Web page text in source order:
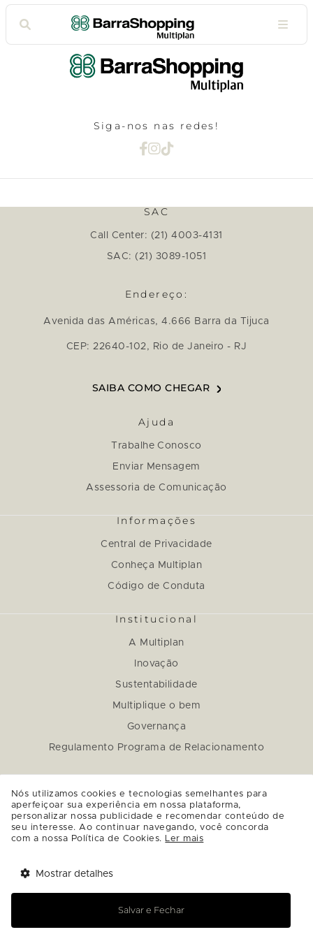
Siga-nos nas redes!
SAC
Call Center: (21) 4003-4131
SAC: (21) 3089-1051
Endereço:
Avenida das Américas, 4.666 Barra da Tijuca
CEP: 22640-102, Rio de Janeiro - RJ
SAIBA COMO CHEGAR
Ajuda
Trabalhe Conosco
Enviar Mensagem
Assessoria de Comunicação
Informações
Central de Privacidade
Conheça Multiplan
Código de Conduta
Institucional
A Multiplan
Inovação
Sustentabilidade
Multiplique o bem
Governança
Regulamento Programa de Relacionamento
Nós utilizamos cookies e tecnologias semelhantes para
aperfeiçoar sua experiência em nossa plataforma,
personalizar nossa publicidade e recomendar conteúdo de
seu interesse. Ao continuar navegando, você concorda
com a nossa Política de Cookies. Ler mais
Mostrar detalhes
Salvar e Fechar